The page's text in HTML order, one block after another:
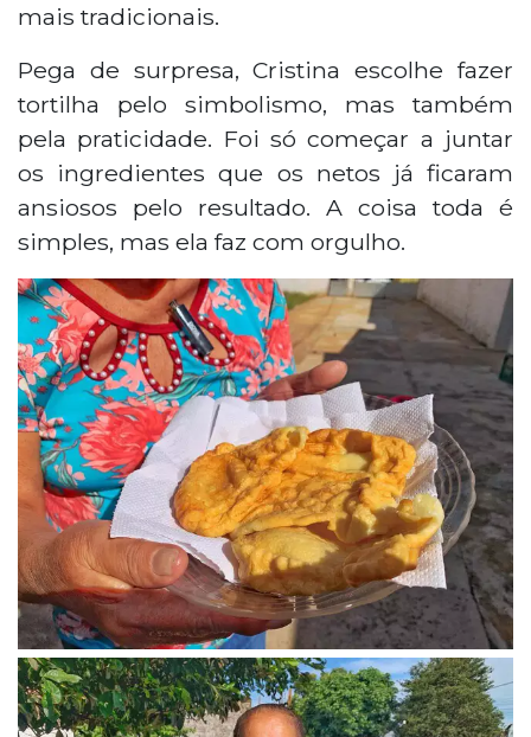
mais tradicionais.
Pega de surpresa, Cristina escolhe fazer
tortilha pelo simbolismo, mas também
pela praticidade. Foi só começar a juntar
os ingredientes que os netos já ficaram
ansiosos pelo resultado. A coisa toda é
simples, mas ela faz com orgulho.